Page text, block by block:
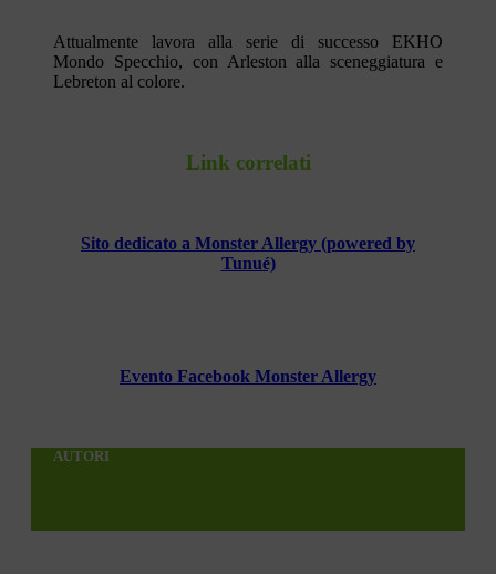
Attualmente lavora alla serie di successo EKHO
Mondo Specchio, con Arleston alla sceneggiatura e
Lebreton al colore.
Link correlati
Sito dedicato a Monster Allergy (powered by
Tunué)
Evento Facebook Monster Allergy
AUTORI